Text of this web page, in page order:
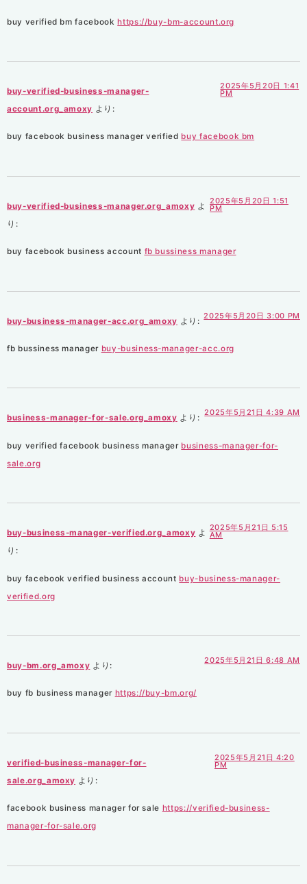
buy verified bm facebookhttps://buy-bm-account.org
buy-verified-business-manager-
account.org_amoxy より:
2025年5月20日 1:41
PM
buy facebook business manager verified buy facebook bm
buy-verified-business-manager.org_amoxy よ
り:
2025年5月20日 1:51
PM
buy facebook business account fb bussiness manager
buy-business-manager-acc.org_amoxy より:
2025年5月20日 3:00 PM
fb bussiness manager buy-business-manager-acc.org
business-manager-for-sale.org_amoxy より:
2025年5月21日 4:39 AM
buy verified facebook business manager business-manager-for-
sale.org
buy-business-manager-verified.org_amoxy よ
り:
2025年5月21日 5:15
AM
buy facebook verified business account buy-business-manager-
verified.org
buy-bm.org_amoxy より:
2025年5月21日 6:48 AM
buy fb business manager https://buy-bm.org/
verified-business-manager-for-
sale.org_amoxy より:
2025年5月21日 4:20
PM
facebook business manager for sale https://verified-business-
manager-for-sale.org